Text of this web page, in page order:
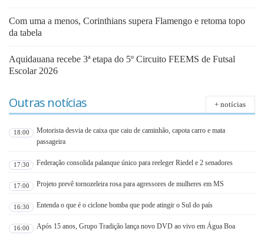
Com uma a menos, Corinthians supera Flamengo e retoma topo
da tabela
Aquidauana recebe 3ª etapa do 5º Circuito FEEMS de Futsal
Escolar 2026
Outras notícias + notícias
18:00
Motorista desvia de caixa que caiu de caminhão, capota carro e mata
passageira
17:30 Federação consolida palanque único para reeleger Riedel e 2 senadores
17:00 Projeto prevê tornozeleira rosa para agressores de mulheres em MS
16:30 Entenda o que é o ciclone bomba que pode atingir o Sul do país
16:00 Após 15 anos, Grupo Tradição lança novo DVD ao vivo em Água Boa